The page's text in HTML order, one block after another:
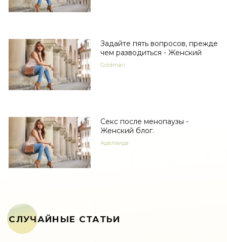
Задайте пять вопросов, прежде
чем разводиться - Женский
Goldman
Секс после менопаузы -
Женский блог.
Аделаида
СЛУЧАЙНЫЕ СТАТЬИ